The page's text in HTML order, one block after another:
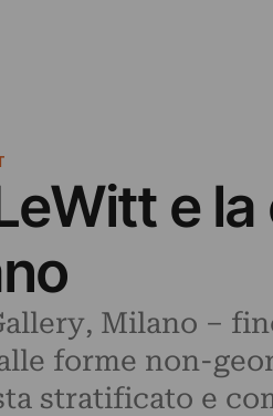
e
Milano –
forme non-
stratificato e